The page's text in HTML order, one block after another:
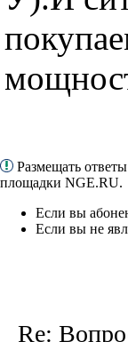
Размещать
площадки NGE.RU.
Если вы
Если вы не
Re: